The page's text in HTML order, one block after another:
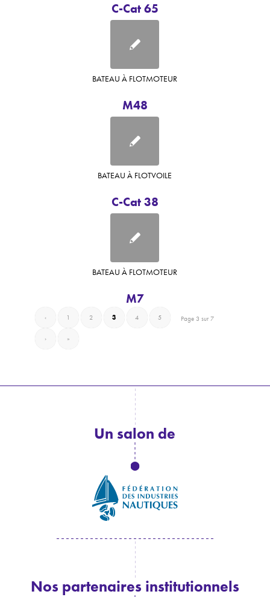
C-Cat 65
M48
BATEAU À FLOTMOTEUR
C-Cat 38
BATEAU À FLOTVOILE
M7
BATEAU À FLOTMOTEUR
Page 3 sur 7
‹ 1 2 3 4 5
› »
Nos partenaires institutionnels
Un salon de